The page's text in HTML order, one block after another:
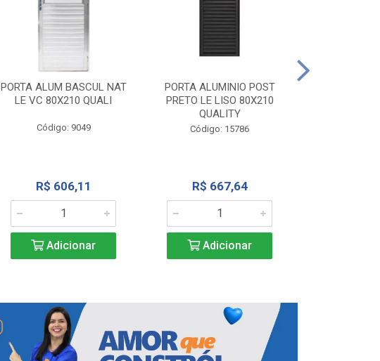
PORTA ALUM BASCUL NAT
LE VC 80X210 QUALI
Código: 9049
R$ 606,11
Adicionar
PORTA ALUMINIO POST
PRETO LE LISO 80X210
QUALITY
Código: 15786
R$ 667,64
Adicionar